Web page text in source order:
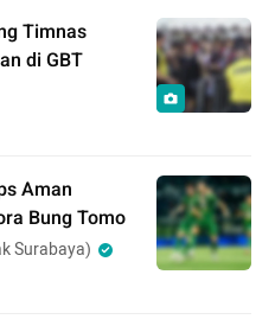
Timnas
di GBT
Aman
Bung Tomo
Surabaya)